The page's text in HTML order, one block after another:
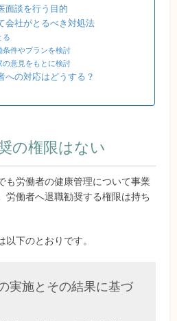
面談を行う目的
会社がとるべき対処法
る
件やプランを検討
意見をもとに検討
への対応はどうする？
の権限はない
も労働者の健康管理について事業
労働者へ退職勧奨する権限は持ち
下のとおりです。
実施とその結果に基づ